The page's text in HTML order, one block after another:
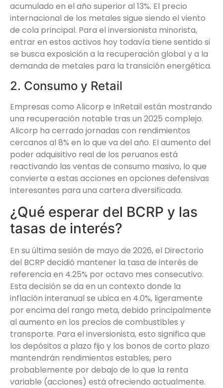
acumulado en el año superior al 13%. El precio
internacional de los metales sigue siendo el viento
de cola principal. Para el inversionista minorista,
entrar en estos activos hoy todavía tiene sentido si
se busca exposición a la recuperación global y a la
demanda de metales para la transición energética.
2. Consumo y Retail
Empresas como Alicorp e InRetail están mostrando
una recuperación notable tras un 2025 complejo.
Alicorp ha cerrado jornadas con rendimientos
cercanos al 8% en lo que va del año. El aumento del
poder adquisitivo real de los peruanos está
reactivando las ventas de consumo masivo, lo que
convierte a estas acciones en opciones defensivas
interesantes para una cartera diversificada.
¿Qué esperar del BCRP y las
tasas de interés?
En su última sesión de mayo de 2026, el Directorio
del BCRP decidió mantener la tasa de interés de
referencia en 4.25% por octavo mes consecutivo.
Esta decisión se da en un contexto donde la
inflación interanual se ubica en 4.0%, ligeramente
por encima del rango meta, debido principalmente
al aumento en los precios de combustibles y
transporte. Para el inversionista, esto significa que
los depósitos a plazo fijo y los bonos de corto plazo
mantendrán rendimientos estables, pero
probablemente por debajo de lo que la renta
variable (acciones) está ofreciendo actualmente.